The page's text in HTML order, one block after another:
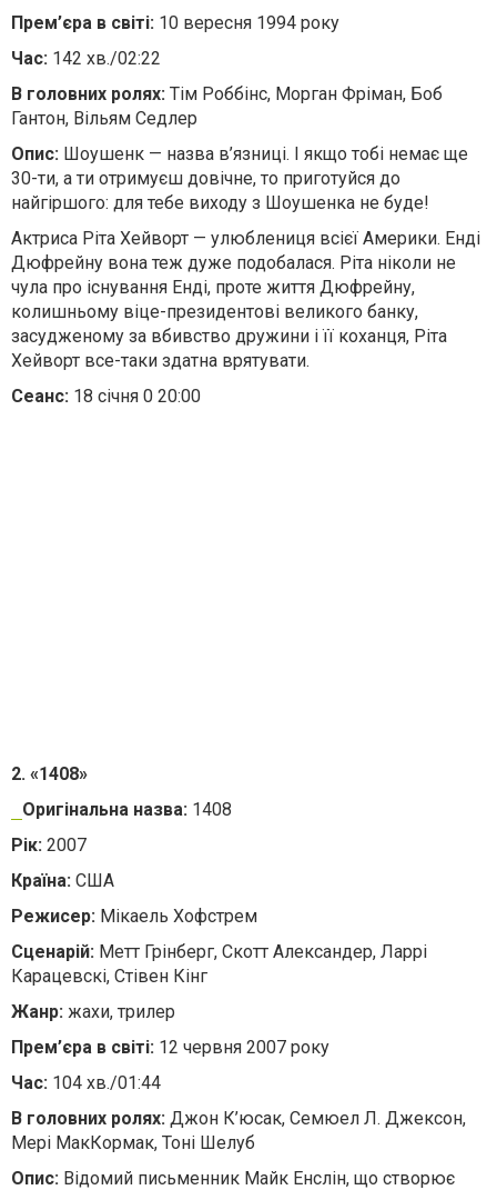
Прем’єра в світі: 10 вересня 1994 року
Час: 142 хв./02:22
В головних ролях: Тім Роббінс, Морган Фріман, Боб
Гантон, Вільям Седлер
Опис: Шоушенк — назва в’язниці. І якщо тобі немає ще
30-ти, а ти отримуєш довічне, то приготуйся до
найгіршого: для тебе виходу з Шоушенка не буде!
Актриса Ріта Хейворт — улюблениця всієї Америки. Енді
Дюфрейну вона теж дуже подобалася. Ріта ніколи не
чула про існування Енді, проте життя Дюфрейну,
колишньому віце-президентові великого банку,
засудженому за вбивство дружини і її коханця, Ріта
Хейворт все-таки здатна врятувати.
Сеанс: 18 січня 0 20:00
2. «1408»
Оригінальна назва: 1408
Рік: 2007
Країна: США
Режисер: Мікаель Хофстрем
Сценарій: Метт Грінберг, Скотт Александер, Ларрі
Карацевскі, Стівен Кінг
Жанр: жахи, трилер
Прем’єра в світі: 12 червня 2007 року
Час: 104 хв./01:44
В головних ролях: Джон К’юсак, Семюел Л. Джексон,
Мері МакКормак, Тоні Шелуб
Опис: Відомий письменник Майк Енслін, що створює